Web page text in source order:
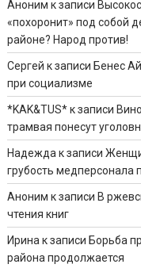
Аноним к записи
«похоронит» под собой
районе? Народ против!
Сергей к записи Бенес
при социализме
*KAK&TUS*к записи
трамвая понесут
Надежда к записи
грубость медперсонала
Аноним к записи В
чтения книг
Ирина к записи Борьба
района продолжается